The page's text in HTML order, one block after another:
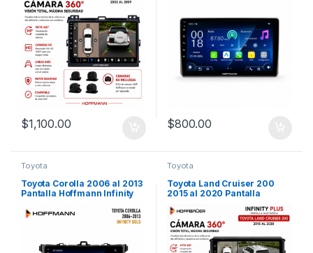
$1,100.00 $800.00
Toyota
Toyota Corolla 2006 al 2013
Pantalla Hoffmann Infinity
Toyota
Toyota Land Cruiser 200
2015 al 2020 Pantalla
CarPlay & Android Auto